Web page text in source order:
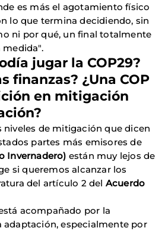
es más el agotamiento físico
lo que termina decidiendo, sin
ni por qué, un final totalmente
medida".
jugar la COP29?
finanzas? ¿Una COP
en mitigación
niveles de mitigación que dicen
partes más emisores de
Invernadero) están muy lejos de
si queremos alcanzar los
del artículo 2 del Acuerdo
acompañado por la
adaptación, especialmente por